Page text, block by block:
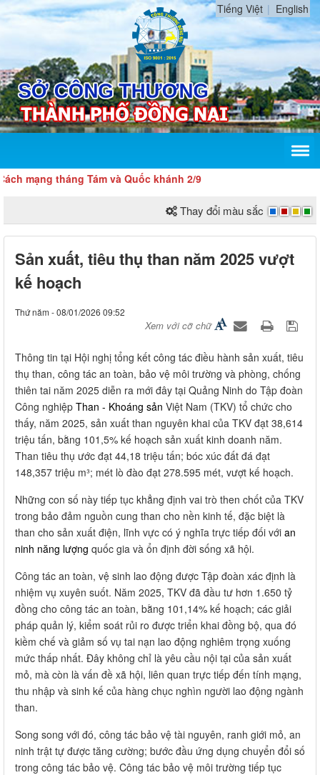
Tiếng Việt English
tháng Tám và Quốc khánh 2/9
Thay đổi màu sắc
Sản xuất, tiêu thụ than năm 2025 vượt
kế hoạch
Thứ năm - 08/01/2026 09:52
Xem với cỡ chữ
Thông tin tại Hội nghị tổng kết công tác điều hành sản xuất, tiêu
thụ than, công tác an toàn, bảo vệ môi trường và phòng, chống
thiên tai năm 2025 diễn ra mới đây tại Quảng Ninh do Tập đoàn
Công nghiệp Than - Khoáng sản Việt Nam (TKV) tổ chức cho
thấy, năm 2025, sản xuất than nguyên khai của TKV đạt 38,614
triệu tấn, bằng 101,5% kế hoạch sản xuất kinh doanh năm.
Than tiêu thụ ước đạt 44,18 triệu tấn; bóc xúc đất đá đạt
148,357 triệu m³; mét lò đào đạt 278.595 mét, vượt kế hoạch.
Những con số này tiếp tục khẳng định vai trò then chốt của TKV
trong bảo đảm nguồn cung than cho nền kinh tế, đặc biệt là
than cho sản xuất điện, lĩnh vực có ý nghĩa trực tiếp đối với an
ninh năng lượng quốc gia và ổn định đời sống xã hội.
Công tác an toàn, vệ sinh lao động được Tập đoàn xác định là
nhiệm vụ xuyên suốt. Năm 2025, TKV đã đầu tư hơn 1.650 tỷ
đồng cho công tác an toàn, bằng 101,14% kế hoạch; các giải
pháp quản lý, kiểm soát rủi ro được triển khai đồng bộ, qua đó
kiềm chế và giảm số vụ tai nạn lao động nghiêm trọng xuống
mức thấp nhất. Đây không chỉ là yêu cầu nội tại của sản xuất
mỏ, mà còn là vấn đề xã hội, liên quan trực tiếp đến tính mạng,
thu nhập và sinh kế của hàng chục nghìn người lao động ngành
than.
Song song với đó, công tác bảo vệ tài nguyên, ranh giới mỏ, an
ninh trật tự được tăng cường; bước đầu ứng dụng chuyển đổi số
trong công tác bảo vệ. Công tác bảo vệ môi trường tiếp tục